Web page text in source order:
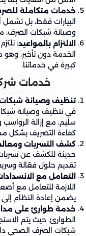
خدمات متكاملة
البيارات فقط، بل تشمل
وصيانة شبكات الصرف،
الالتزام بالمواعيد:
الخدمة دون تأخير، وهو
كبيرة في خدماتنا.
خدمات
تنظيف وصيانة
في تنظيف وصيانة
سليم، مع إزالة
كفاءة التصريف بشكل
كشف التسربات
حديثة للكشف عن
تقديم حلول فعّالة
التعامل مع
اللازمة للتعامل مع
يضمن إعادة النظام
خدمة طوارئ على
الطوارئ، حيث يتم
شبكات الصرف الصحي